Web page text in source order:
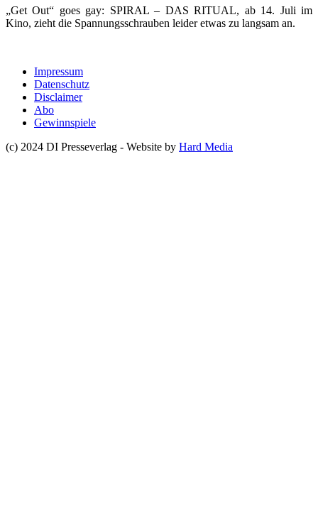
„Get Out“ goes gay: SPIRAL – DAS RITUAL, ab 14. Juli im
Kino, zieht die Spannungsschrauben leider etwas zu langsam an.
Impressum
Datenschutz
Disclaimer
Abo
Gewinnspiele
(c) 2024 DI Presseverlag - Website by Hard Media